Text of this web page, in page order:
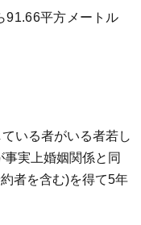
91.66平方メートル
いる者がいる者若し
実上婚姻関係と同
者を含む)を得て5年